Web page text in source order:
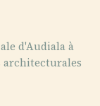
d'Audiala à
architecturales